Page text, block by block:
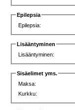
Epilepsia
Epilepsia:
Lisääntyminen
Lisääntyminen:
Sisäelimet yms.
Maksa:
Kurkku: